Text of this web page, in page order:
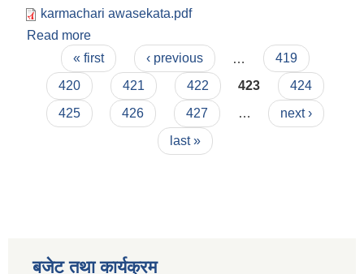
karmachari awasekata.pdf
Read more
Pages« first ‹ previous
419
420
421 422 423
424
425
426 427 …
next ›
last »
बजेट तथा कार्यक्रम